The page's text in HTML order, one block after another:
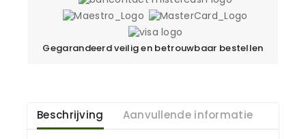
Gegarandeerd veilig en betrouwbaar bestellen
Beschrijving Aanvullende informatie